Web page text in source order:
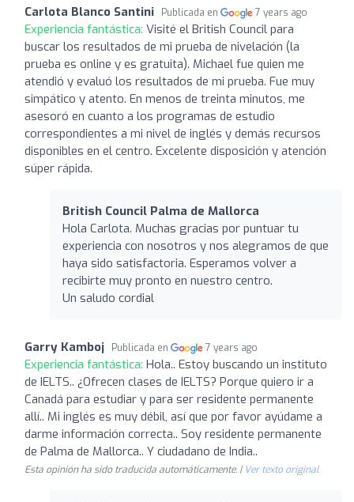
Carlota Blanco Santini Publicada en 7 years ago
Experiencia fantástica: Visité el British Council para
buscar los resultados de mi prueba de nivelación (la
prueba es online y es gratuita). Michael fue quien me
atendió y evaluó los resultados de mi prueba. Fue muy
simpático y atento. En menos de treinta minutos, me
asesoró en cuanto a los programas de estudio
correspondientes a mi nivel de inglés y demás recursos
disponibles en el centro. Excelente disposición y atención
súper rápida.
British Council Palma de Mallorca
Hola Carlota. Muchas gracias por puntuar tu
experiencia con nosotros y nos alegramos de que
haya sido satisfactoria. Esperamos volver a
recibirte muy pronto en nuestro centro.
Un saludo cordial
Garry Kamboj Publicada en 7 years ago
Experiencia fantástica: Hola.. Estoy buscando un instituto
de IELTS.. ¿Ofrecen clases de IELTS? Porque quiero ir a
Canadá para estudiar y para ser residente permanente
allí.. Mi inglés es muy débil, así que por favor ayúdame a
darme información correcta.. Soy residente permanente
de Palma de Mallorca.. Y ciudadano de India..
Esta opinión ha sido traducida automáticamente. | Ver texto original